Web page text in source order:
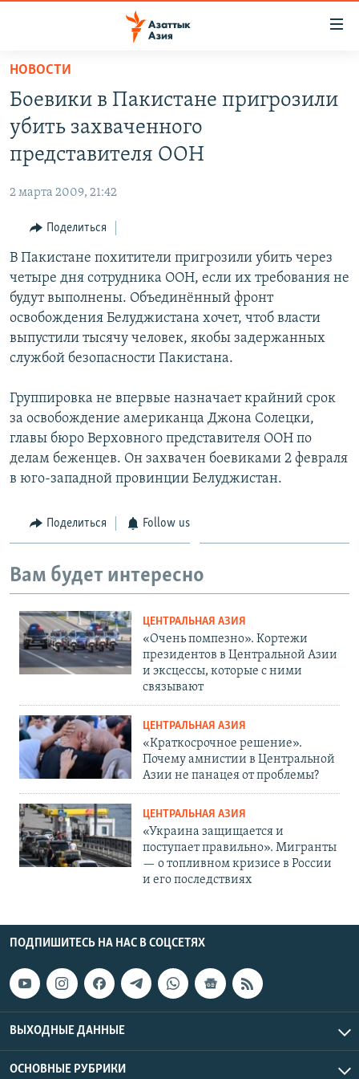
Вернуться
основному
содержанию
Вернутся
главной
навигации
Вернутся
поиску
КАЗАХСТАН
ТАДЖИКИСТАН
НОВОСТИ
ҚАЗАҚША
КЫРГЫЗЧА
ЎЗБЕКЧА
ТОҶИКӢ
TÜRKMENÇE
Все сайты РСЕ/РС
НОВОСТИ
Боевики в Пакистане пригрозили
убить захваченного
представителя ООН
2 марта 2009, 21:42
Поделиться
В Пакистане похитители пригрозили убить через
четыре дня сотрудника ООН, если их требования не
будут выполнены. Объединённый фронт
освобождения Белуджистана хочет, чтоб власти
выпустили тысячу человек, якобы задержанных
службой безопасности Пакистана.
Группировка не впервые назначает крайний срок
за освобождение американца Джона Солецки,
главы бюро Верховного представителя ООН по
делам беженцев. Он захвачен боевиками 2 февраля
в юго-западной провинции Белуджистан.
Поделиться Follow us
Вам будет интересно
ЦЕНТРАЛЬНАЯ АЗИЯ
«Очень помпезно». Кортежи
президентов в Центральной Азии
и эксцессы, которые с ними
связывают
ЦЕНТРАЛЬНАЯ АЗИЯ
«Краткосрочное решение».
Почему амнистии в Центральной
Азии не панацея от проблемы?
ЦЕНТРАЛЬНАЯ АЗИЯ
«Украина защищается и
поступает правильно». Мигранты
— о топливном кризисе в России
и его последствиях
ПОДПИШИТЕСЬ НА НАС В СОЦСЕТЯХ
ВЫХОДНЫЕ ДАННЫЕ
ОСНОВНЫЕ РУБРИКИ